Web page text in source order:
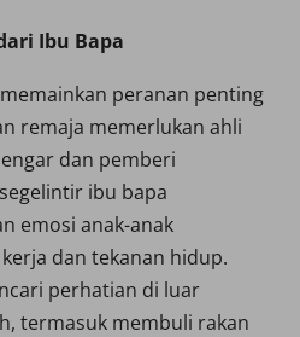
Ibu Bapa
peranan penting
remaja memerlukan ahli
dan pemberi
ibu bapa
emosi anak-anak
dan tekanan hidup.
perhatian di luar
termasuk membuli rakan